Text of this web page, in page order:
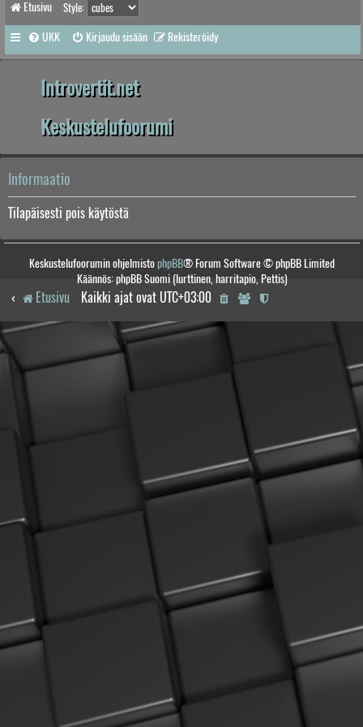
Etusivu Style:
UKK Kirjaudu sisään Rekisteröidy
Introvertit.net
Keskustelufoorumi
Informaatio
Tilapäisesti pois käytöstä
Keskustelufoorumin ohjelmistophpBB® Forum Software © phpBB Limited
Käännös: phpBB Suomi (lurttinen, harritapio, Pettis)
Etusivu Kaikki ajat ovat UTC+03:00